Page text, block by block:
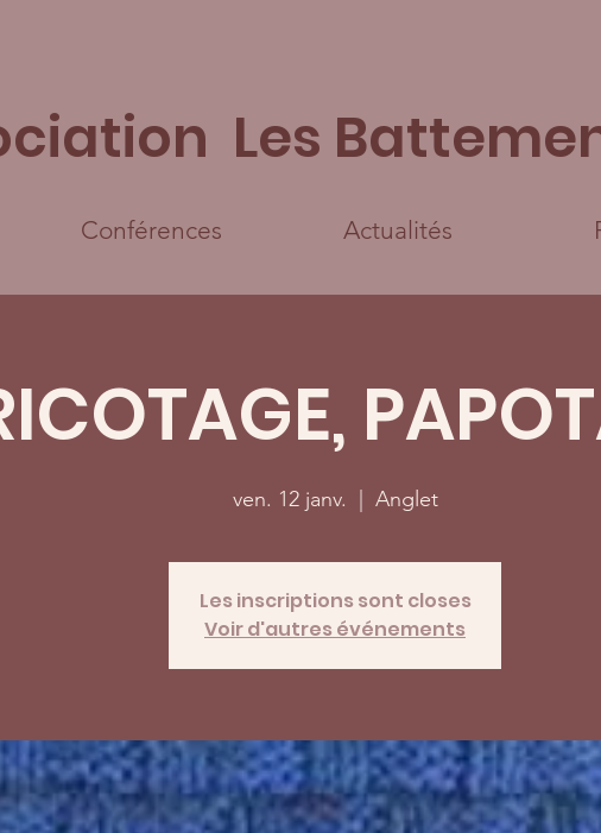
Les
Conférences Actualités
ven. 12 janv. Anglet
Les inscriptions sont closes
Voir d'autres événements